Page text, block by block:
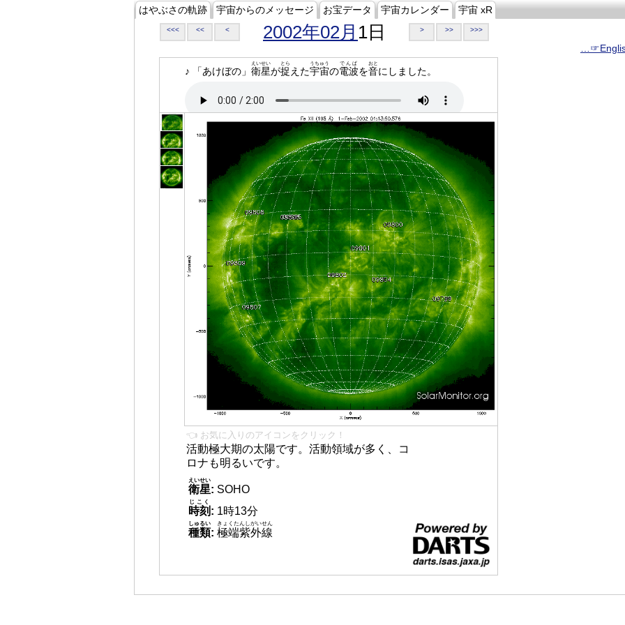
はやぶさの軌跡 宇宙からのメッセージ お宝データ 宇宙カレンダー 宇宙 xR
<<< << < 2002年02月 1日 > >> >>>
♪ 「あけぼの」 衛星
えいせい
が捉
とら
えた宇宙
うちゅう
の電波
でんぱ
を音
おと
にしました。
👈 お気に入りのアイコンをクリック！
活動極大期の太陽です。活動領域が多く、コ
ロナも明るいです。
衛星
えいせい
: SOHO
時刻
じこく
: 1時13分
種類
しゅるい
: 極端紫外線
きょくたんしがいせん